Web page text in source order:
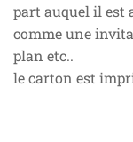
part auquel il est
comme une
plan etc..
le carton est